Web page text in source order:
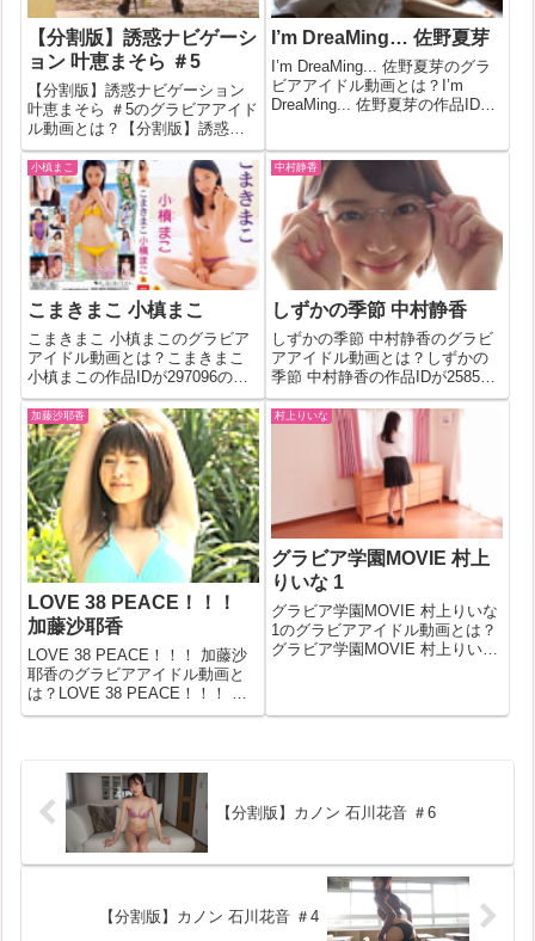
【分割版】誘惑ナビゲーシ
ョン 叶恵まそら ＃5
【分割版】誘惑ナビゲーション
叶恵まそら ＃5のグラビアアイド
ル動画とは？【分割版】誘惑ナ
ビゲーション 叶恵まそら ＃5の
作品IDが536941のグラビアアイ
ドル動画について今回は詳しく
紐解いていきます！無料サンプ
ル＆フル動画を見る【分割版...
I’m DreaMing… 佐野夏芽
I’m DreaMing... 佐野夏芽のグラ
ビアアイドル動画とは？I’m
DreaMing... 佐野夏芽の作品IDが
きます！無料サンプル＆フル動
画を見るI’m DreaMin...
小槙まこ
こまきまこ 小槙まこ
こまきまこ 小槙まこのグラビア
アイドル動画とは？こまきまこ
小槙まこの作品IDが297096のグ
ラビアアイドル動画について今
回は詳しく紐解いていきます！
無料サンプル＆フル動画を見る
こまきまこ 小槙まこ(297096)詳
細なグラビア作品情報発...
中村静香
しずかの季節 中村静香
しずかの季節 中村静香のグラビ
アアイドル動画とは？しずかの
季節 中村静香の作品IDが258527
のグラビアアイドル動画につい
て今回は詳しく紐解いていきま
す！無料サンプル＆フル動画を
見るしずかの季節 中村静香
(258527)詳細なグラビア作品...
加藤沙耶香
LOVE 38 PEACE！！！
加藤沙耶香
LOVE 38 PEACE！！！ 加藤沙
耶香のグラビアアイドル動画と
は？LOVE 38 PEACE！！！ 加
藤沙耶香の作品IDが42612のグラ
料サンプル＆フル動画を見る
LOVE 38...
村上りいな
グラビア学園MOVIE 村上
りいな 1
グラビア学園MOVIE 村上りいな
1のグラビアアイドル動画とは？
グラビア学園MOVIE 村上りいな
【分割版】カノン 石川花音 ＃6
【分割版】カノン 石川花音 ＃4